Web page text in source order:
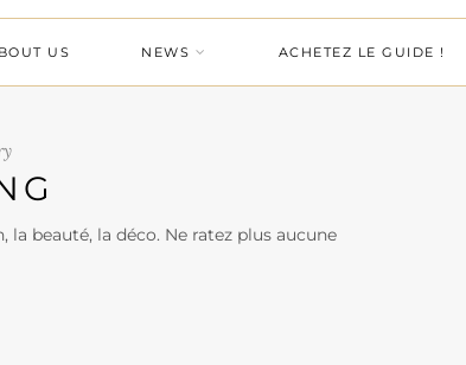
US NEWS ACHETEZ LE GUIDE !
la beauté, la déco. Ne ratez plus aucune